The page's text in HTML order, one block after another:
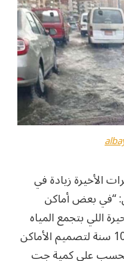
الأخيرة زيادة في
“في بعض أماكن
اللي بتجمع المياه
لحماية المدن على أقصى مطر جه في 100 سنة لتصميم الأماكن
نحسب على كمية جت